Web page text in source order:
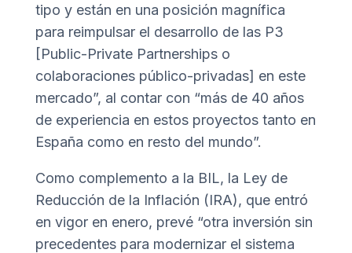
tipo y están en una posición magnífica
para reimpulsar el desarrollo de las P3
[Public-Private Partnerships o
colaboraciones público-privadas] en este
mercado”, al contar con “más de 40 años
de experiencia en estos proyectos tanto en
España como en resto del mundo”.
Como complemento a la BIL, la Ley de
Reducción de la Inflación (IRA), que entró
en vigor en enero, prevé “otra inversión sin
precedentes para modernizar el sistema